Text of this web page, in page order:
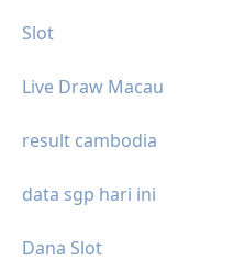
Slot
Live Draw Macau
result cambodia
data sgp hari ini
Dana Slot